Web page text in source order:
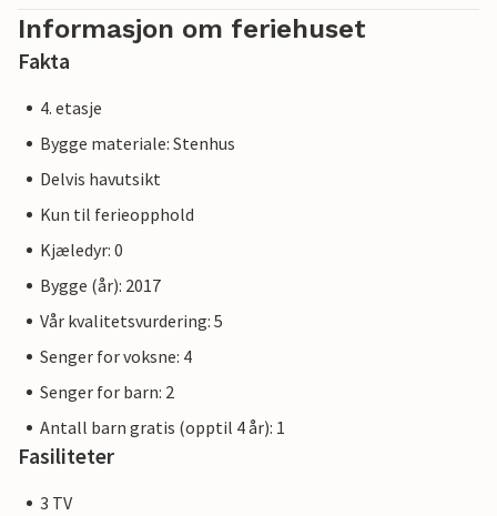
Henssler ligger rett ved vannkanten, mens andre barer,
kafeer og en iskrembar på strandpromenaden avrunder
tilbudet. Det finnes også lekeplasser, et sykkelutleiesenter,
museumsskipet Passat for hele familien.
Priwall er en ca. tre kilometer lang halvøy mellom
tilhørt Lübeck siden 1226. Strand, bading, vannsport og
eventyr rett utenfor døren til feriehuset ditt.
Naboleilighet: DTR046.
Informasjon om feriehuset
Fakta
4. etasje
Bygge materiale: Stenhus
Delvis havutsikt
Kun til ferieopphold
Kjæledyr: 0
Bygge (år): 2017
Vår kvalitetsvurdering: 5
Senger for voksne: 4
Senger for barn: 2
Antall barn gratis (opptil 4 år): 1
Fasiliteter
3 TV